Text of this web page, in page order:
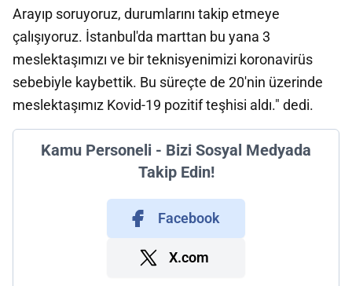
Arayıp soruyoruz, durumlarını takip etmeye
çalışıyoruz. İstanbul'da marttan bu yana 3
meslektaşımızı ve bir teknisyenimizi koronavirüs
sebebiyle kaybettik. Bu süreçte de 20'nin üzerinde
meslektaşımız Kovid-19 pozitif teşhisi aldı." dedi.
Kamu Personeli - Bizi Sosyal Medyada
Takip Edin!
Facebook
X.com